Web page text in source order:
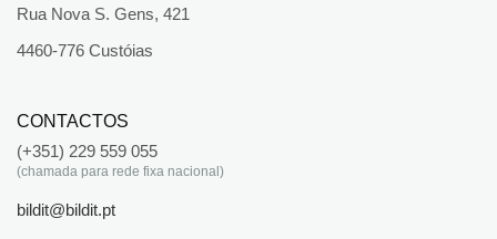
Rua Nova S. Gens, 421
4460-776 Custóias
CONTACTOS
(+351) 229 559 055
(chamada para rede fixa nacional)
bildit@bildit.pt